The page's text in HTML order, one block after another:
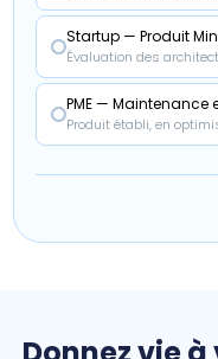
Startup — Produit
Évaluation des
PME — Maintenance
Produit établi, en